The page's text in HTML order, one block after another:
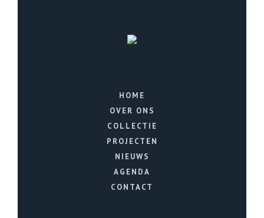
HOME
OVER ONS
COLLECTIE
PROJECTEN
NIEUWS
AGENDA
CONTACT